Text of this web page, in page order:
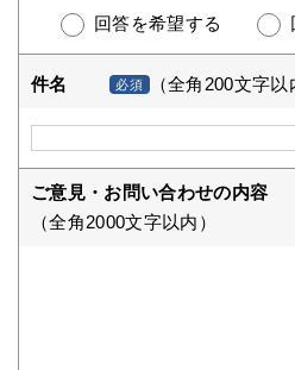
回答を希望する
件名 必須 （全角200文字以
ご意見・お問い合わせの内容
（全角2000文字以内）